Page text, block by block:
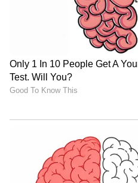
പ്രോട്ടീൻ
പ്രധാനമാണെങ്കിലും,
- പ്രത്യേകിച്ച്
- വൃക്കയിലെ കല്ലുകൾ
വർദ്ധിപ്പിക്കുമെന്ന്